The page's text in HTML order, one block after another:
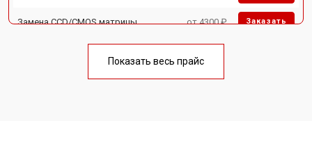
Замена CCD/CMOS матрицы от 4300 ₽ Заказать
Чистка матрицы от 3100 ₽
Показать весь прайс